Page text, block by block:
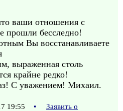
ваши отношения с
прошли бесследно!
Вы восстанавливаете
выраженная столь
крайне редко!
С уважением! Михаил.
19:55 •
Заявить о